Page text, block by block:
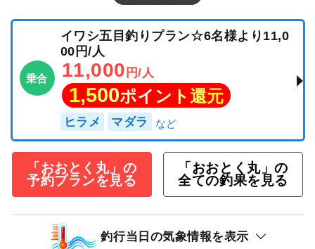
乗合
イワシ五目釣りプラン☆6名様より11,0
00円/人
11,000 円/人
1,500ポイント還元
ヒラメ マダラ
「おおとく丸」の
予約プランを見る
「おおとく丸」の
全ての釣果を見る
釣行当日の気象情報を表示